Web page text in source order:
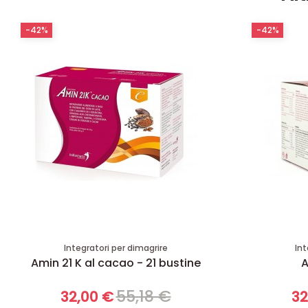
Integratori per dimagrire
Amin 21 K al cacao - 21 bustine
32,00 €55,18 €
-42% -42%